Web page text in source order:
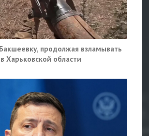
продолжая взламывать
Харьковской области